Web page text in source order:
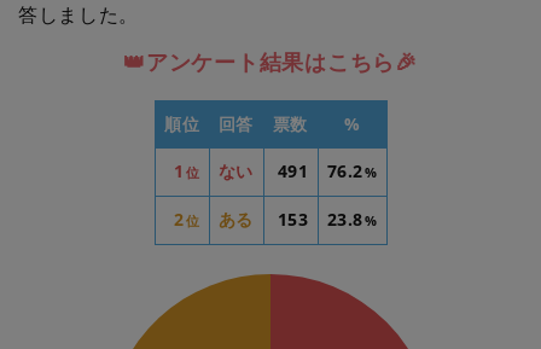
答しました。
👑アンケート結果はこちら🎉
順位 回答 票数 %
1 位 ない 491 76.2%
2位 ある 153 23.8%